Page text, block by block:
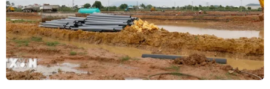
Với mức giá IPO 47-51 USD/cổ phiếu, nhà thiết kế chip
Arm Holdings Ltd có giá trị khoảng 50-54 tỷ USD, trở
thành công ty có giá trị nhất niêm yết cổ phiếu tại New
York.